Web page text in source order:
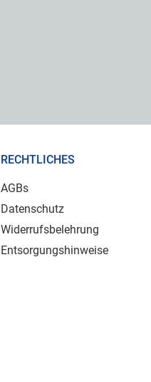
RECHTLICHES
AGBs
Datenschutz
Widerrufsbelehrung
Entsorgungshinweise